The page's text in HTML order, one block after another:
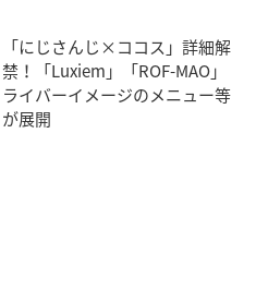
「にじさんじ×ココス」詳細解
禁！「Luxiem」「ROF-MAO」
ライバーイメージのメニュー等
が展開